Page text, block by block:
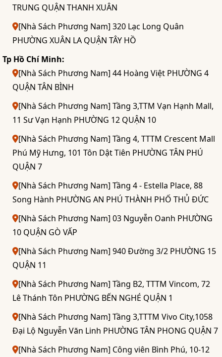
TRUNG QUẬN THANH XUÂN
[Nhà Sách Phương Nam] 320 Lạc Long Quân
PHƯỜNG XUÂN LA QUẬN TÂY HỒ
Tp Hồ Chí Minh:
[Nhà Sách Phương Nam] 44 Hoàng Việt PHƯỜNG 4
QUẬN TÂN BÌNH
[Nhà Sách Phương Nam] Tầng 3,TTM Vạn Hạnh Mall,
11 Sư Vạn Hạnh PHƯỜNG 12 QUẬN 10
[Nhà Sách Phương Nam] Tầng 4, TTTM Crescent Mall
Phú Mỹ Hưng, 101 Tôn Dật Tiên PHƯỜNG TÂN PHÚ
QUẬN 7
[Nhà Sách Phương Nam] Tầng 4 - Estella Place, 88
Song Hành PHƯỜNG AN PHÚ THÀNH PHỐ THỦ ĐỨC
[Nhà Sách Phương Nam] 03 Nguyễn Oanh PHƯỜNG
10 QUẬN GÒ VẤP
[Nhà Sách Phương Nam] 940 Đường 3/2 PHƯỜNG 15
QUẬN 11
[Nhà Sách Phương Nam] Tầng B2, TTTM Vincom, 72
Lê Thánh Tôn PHƯỜNG BẾN NGHÉ QUẬN 1
[Nhà Sách Phương Nam] Tầng 3,TTTM Vivo City,1058
Đại Lộ Nguyễn Văn Linh PHƯỜNG TÂN PHONG QUẬN 7
[Nhà Sách Phương Nam] Công viên Bình Phú, 10-12